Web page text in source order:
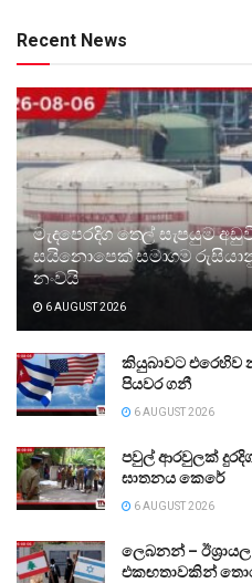
Recent News
මැදපෙරදිග තෙල් සැපයුම
සයිනොපෙක් සමාගම
නංවයි
6 AUGUST 2026
කියුබාවට එරෙහිව
පියවර ගනී
6 AUGUST 2026
පවුල් ආරවුලක්
ඝාතනය කෙරේ
6 AUGUST 2026
ලෙබනන් –
එකඟතාවකින්